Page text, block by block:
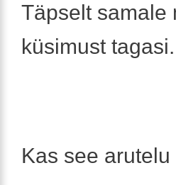
Täpselt samale
küsimust
Kas see